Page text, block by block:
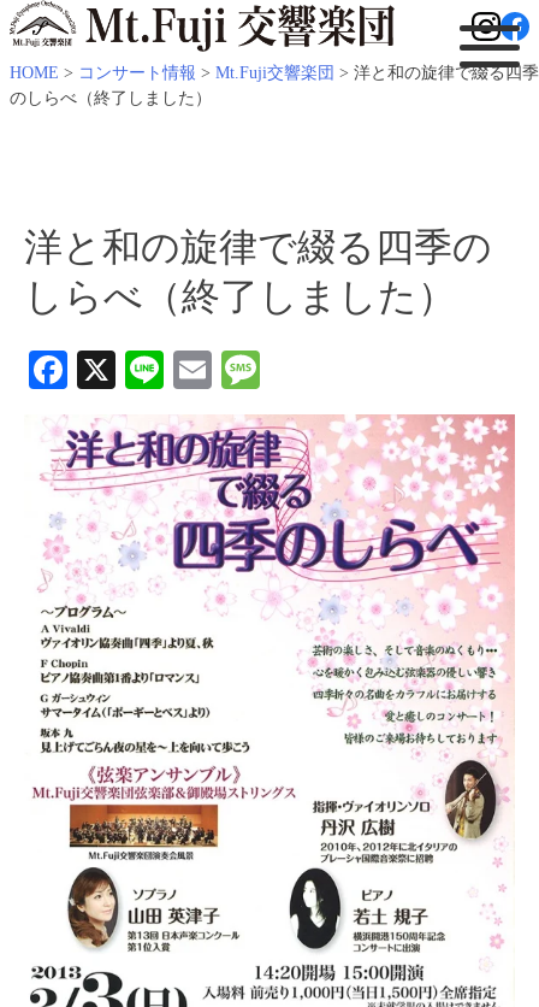
HOME > コンサート情報 > Mt.Fuji交響楽団 > 洋と和の旋律で綴る四季
のしらべ（終了しました）
洋と和の旋律で綴る四季の
しらべ（終了しました）
Facebook
X LineEmail